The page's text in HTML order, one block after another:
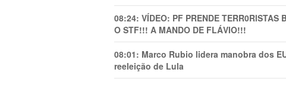
08:24: VÍDEO: PF PRENDE TERR0RlSTAS
O STF!!! A MANDO DE FLÁVIO!!!
08:01: Marco Rubio lidera manobra dos
reeleição de Lula